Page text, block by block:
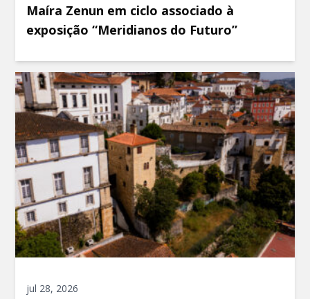
Maíra Zenun em ciclo associado à
exposição “Meridianos do Futuro”
jul 28, 2026